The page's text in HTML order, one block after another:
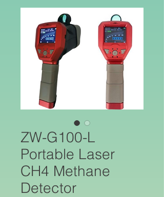
ZW-G100-L
Portable Laser
CH4 Methane
Detector